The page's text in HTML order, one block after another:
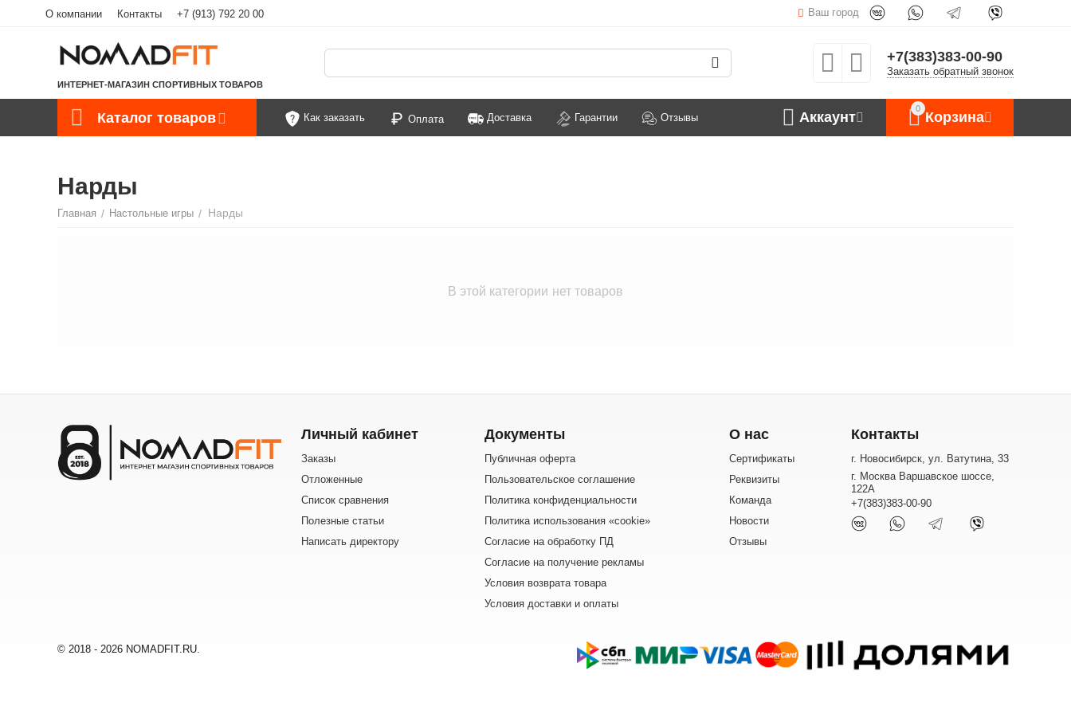
О компании Контакты +7 (913) 792 20 00 Ваш город
ИНТЕРНЕТ-МАГАЗИН СПОРТИВНЫХ ТОВАРОВ
+7(383)383-00-90
Заказать обратный звонок
Каталог товаров Как заказать Оплата Доставка Гарантии Отзывы
0
Корзина
Аккаунт
Нарды
Главная / Настольные игры / Нарды
В этой категории нет товаров
Личный кабинет
Заказы
Отложенные
Список сравнения
Полезные статьи
Написать директору
Документы
Публичная оферта
Пользовательское соглашение
Политика конфиденциальности
Политика использования «cookie»
Согласие на обработку ПД
Согласие на получение рекламы
Условия возврата товара
Условия доставки и оплаты
О нас
Сертификаты
Реквизиты
Команда
Новости
Отзывы
Контакты
г. Новосибирск, ул. Ватутина, 33
г. Москва Варшавское шоссе,
122А
+7(383)383-00-90
© 2018 - 2026 NOMADFIT.RU.